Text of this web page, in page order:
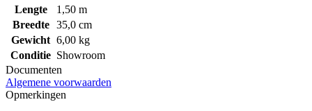
Lengte
1,50 m
Breedte
35,0 cm
Gewicht 6,00 kg
Conditie Showroom
Documenten
Algemene voorwaarden
Opmerkingen